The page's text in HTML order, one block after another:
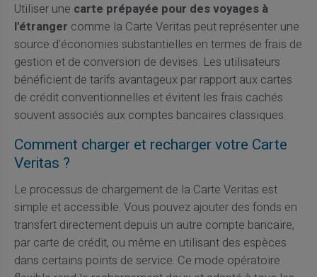
Utiliser une carte prépayée pour des voyages à
l'étranger comme la Carte Veritas peut représenter une
source d'économies substantielles en termes de frais de
gestion et de conversion de devises. Les utilisateurs
bénéficient de tarifs avantageux par rapport aux cartes
de crédit conventionnelles et évitent les frais cachés
souvent associés aux comptes bancaires classiques.
Comment charger et recharger votre Carte
Veritas ?
Le processus de chargement de la Carte Veritas est
simple et accessible. Vous pouvez ajouter des fonds en
transfert directement depuis un autre compte bancaire,
par carte de crédit, ou même en utilisant des espèces
dans certains points de service. Ce mode opératoire